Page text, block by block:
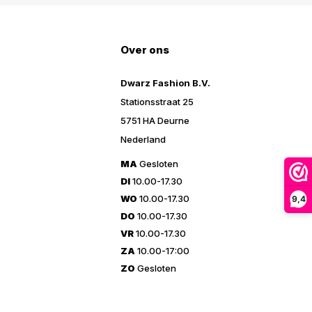
9,4
Over ons
Dwarz Fashion B.V.
Stationsstraat 25
5751 HA Deurne
Nederland
MA Gesloten
DI10.00-17.30
WO 10.00-17.30
DO 10.00-17.30
VR10.00-17.30
ZA 10.00-17:00
ZO Gesloten